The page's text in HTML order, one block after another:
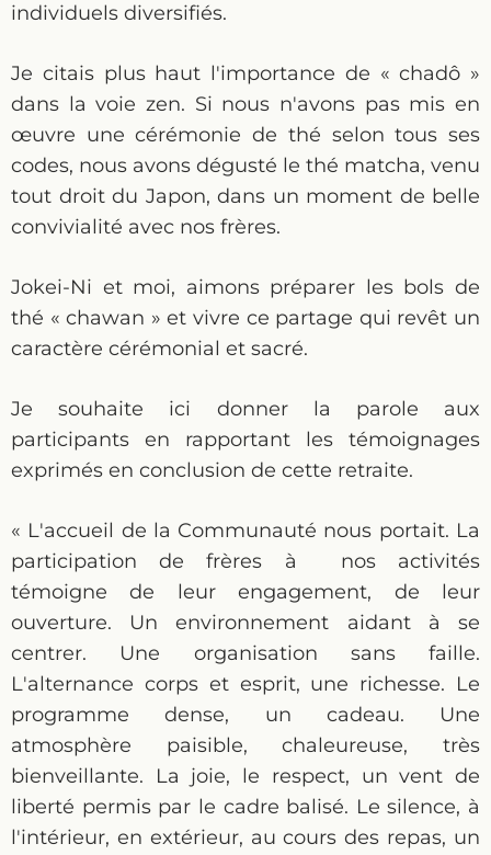
individuels diversifiés.
Je citais plus haut l'importance de « chadô »
dans la voie zen. Si nous n'avons pas mis en
œuvre une cérémonie de thé selon tous ses
codes, nous avons dégusté le thé matcha, venu
tout droit du Japon, dans un moment de belle
convivialité avec nos frères.
Jokei-Ni et moi, aimons préparer les bols de
thé « chawan » et vivre ce partage qui revêt un
caractère cérémonial et sacré.
Je souhaite ici donner la parole aux
participants en rapportant les témoignages
exprimés en conclusion de cette retraite.
« L'accueil de la Communauté nous portait. La
participation de frères à nos activités
témoigne de leur engagement, de leur
ouverture. Un environnement aidant à se
centrer. Une organisation sans faille.
L'alternance corps et esprit, une richesse. Le
programme dense, un cadeau. Une
atmosphère paisible, chaleureuse, très
bienveillante. La joie, le respect, un vent de
liberté permis par le cadre balisé. Le silence, à
l'intérieur, en extérieur, au cours des repas, un